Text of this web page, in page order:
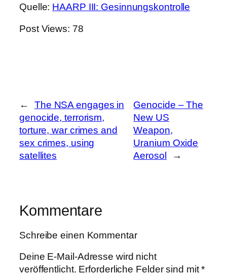
Quelle: HAARP III: Gesinnungskontrolle
Post Views: 78
←
The NSA engages in
genocide, terrorism,
torture, war crimes and
sex crimes, using
satellites
Genocide – The
New US
Weapon,
Uranium Oxide
Aerosol
→
Kommentare
Schreibe einen Kommentar
Deine E-Mail-Adresse wird nicht
veröffentlicht. Erforderliche Felder sind mit*